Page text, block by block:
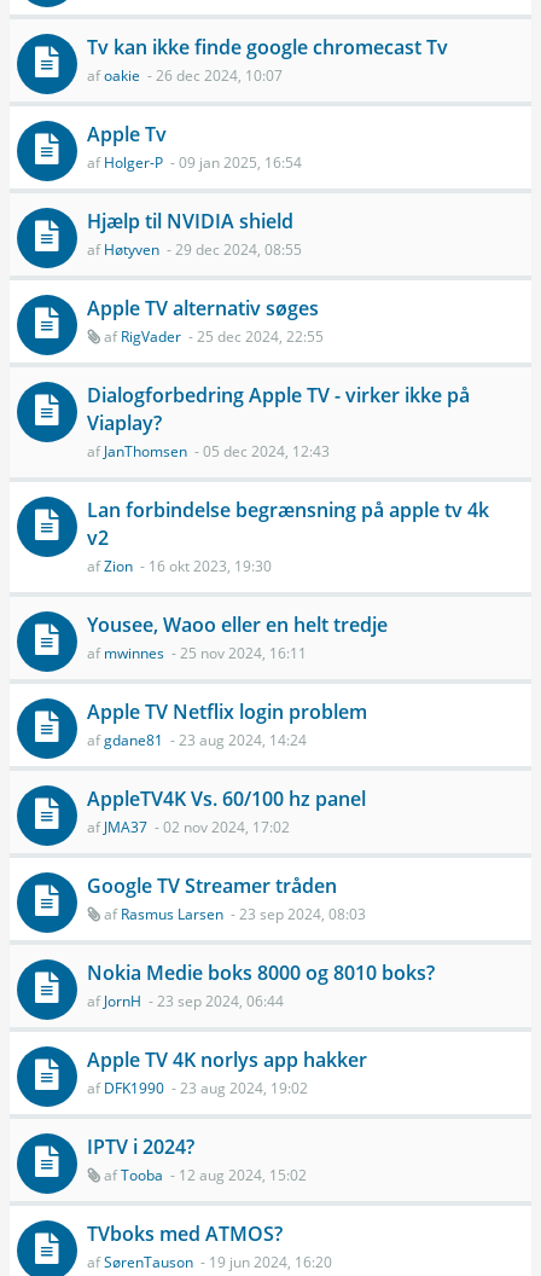
Tv kan ikke finde google chromecast Tv
afoakie - 26 dec 2024, 10:07
Apple Tv
afHolger-P - 09 jan 2025, 16:54
Hjælp til NVIDIA shield
afHøtyven - 29 dec 2024, 08:55
Apple TV alternativ søges
afRigVader - 25 dec 2024, 22:55
Dialogforbedring Apple TV - virker ikke på
Viaplay?
afJanThomsen - 05 dec 2024, 12:43
Lan forbindelse begrænsning på apple tv 4k
v2
afZion - 16 okt 2023, 19:30
Yousee, Waoo eller en helt tredje
afmwinnes - 25 nov 2024, 16:11
Apple TV Netflix login problem
afgdane81 - 23 aug 2024, 14:24
AppleTV4K Vs. 60/100 hz panel
afJMA37 - 02 nov 2024, 17:02
Google TV Streamer tråden
afRasmus Larsen - 23 sep 2024, 08:03
Nokia Medie boks 8000 og 8010 boks?
afJornH - 23 sep 2024, 06:44
Apple TV 4K norlys app hakker
afDFK1990 - 23 aug 2024, 19:02
IPTV i 2024?
afTooba - 12 aug 2024, 15:02
TVboks med ATMOS?
afSørenTauson - 19 jun 2024, 16:20